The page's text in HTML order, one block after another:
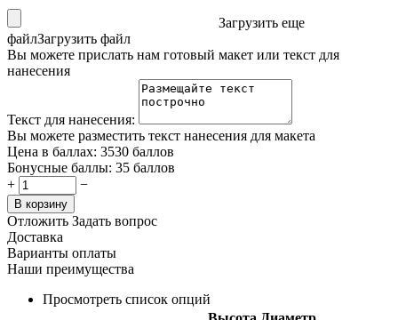
Загрузить еще
файлЗагрузить файл
Вы можете прислать нам готовый макет или текст для
нанесения
Текст для нанесения:
Вы можете разместить текст нанесения для макета
Цена в баллах: 3530 баллов
Бонусные баллы: 35 баллов
+
−
В корзину
Отложить Задать вопрос
Доставка
Варианты оплаты
Наши преимущества
Просмотреть список опций